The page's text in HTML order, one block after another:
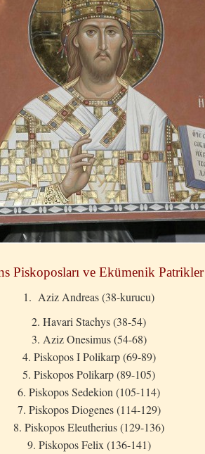
Piskoposları ve Ekümenik Patrikler
1. Aziz Andreas (38-kurucu)
2. Havari Stachys (38-54)
3. Aziz Onesimus (54-68)
4. Piskopos I Polikarp (69-89)
5. Piskopos Polikarp (89-105)
6. Piskopos Sedekion (105-114)
7. Piskopos Diogenes (114-129)
8. Piskopos Eleutherius (129-136)
9. Piskopos Felix (136-141)